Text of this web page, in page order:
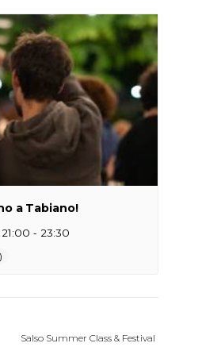
a Tabiano!
- 23:30
Salso Summer Class & Festival